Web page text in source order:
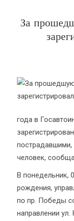
За
года в
пострадавшими,
человек,
В понедельник,
рождения,
по пр. Победы
направлении